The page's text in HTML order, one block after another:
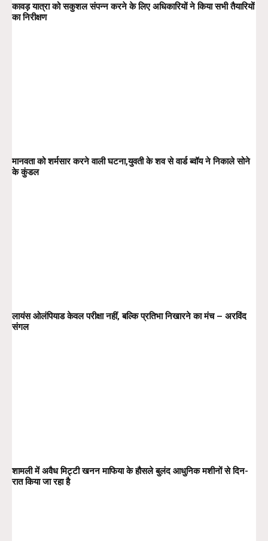
कावड़ यात्रा को सकुशल संपन्न करने के लिए अधिकारियों ने किया सभी तैयारियों
का निरीक्षण
मानवता को शर्मसार करने वाली घटना,युवती के शव से वार्ड ब्वॉय ने निकाले सोने
के कुंडल
लायंस ओलंपियाड केवल परीक्षा नहीं, बल्कि प्रतिभा निखारने का मंच – अरविंद
संगल
शामली में अवैध मिट्टी खनन माफिया के हौसले बुलंद आधुनिक मशीनों से दिन-
रात किया जा रहा है